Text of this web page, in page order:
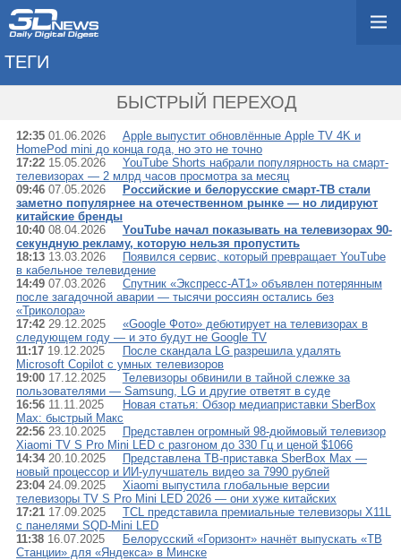
ТЕГИ
БЫСТРЫЙ ПЕРЕХОД
12:35 01.06.2026
Apple выпустит обновлённые Apple TV 4K и
HomePod mini до конца года, но это не точно
17:22 15.05.2026
YouTube Shorts набрали популярность на смарт-
телевизорах — 2 млрд часов просмотра за месяц
09:46 07.05.2026
Российские и белорусские смарт-ТВ стали
заметно популярнее на отечественном рынке — но лидируют
китайские бренды
10:40 08.04.2026
YouTube начал показывать на телевизорах 90-
секундную рекламу, которую нельзя пропустить
18:13 13.03.2026
Появился сервис, который превращает YouTube
в кабельное телевидение
14:49 07.03.2026
Спутник «Экспресс-АТ1» объявлен потерянным
после загадочной аварии — тысячи россиян остались без
«Триколора»
17:42 29.12.2025
«Google Фото» дебютирует на телевизорах в
следующем году — и это будут не Google TV
11:17 19.12.2025
После скандала LG разрешила удалять
Microsoft Copilot с умных телевизоров
19:00 17.12.2025
Телевизоры обвинили в тайной слежке за
пользователями — Samsung, LG и другие ответят в суде
16:56 11.11.2025
Новая статья: Обзор медиаприставки SberBox
Max: быстрый Макс
22:56 23.10.2025
Представлен огромный 98-дюймовый телевизор
Xiaomi TV S Pro Mini LED с разгоном до 330 Гц и ценой $1066
14:3420.10.2025
Представлена ТВ-приставка SberBox Max —
новый процессор и ИИ-улучшатель видео за 7990 рублей
23:0424.09.2025
Xiaomi выпустила глобальные версии
телевизоры TV S Pro Mini LED 2026 — они хуже китайских
17:21 17.09.2025
TCL представила премиальные телевизоры X11L
с панелями SQD-Mini LED
11:38 16.07.2025
Белорусский «Горизонт» начнёт выпускать «ТВ
Станции» для «Яндекса» в Минске